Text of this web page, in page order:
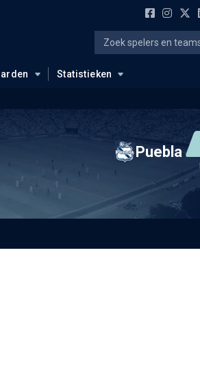
Statistieken
Puebla